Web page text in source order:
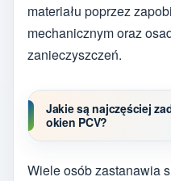
materiału poprzez
mechanicznym oraz
zanieczyszczeń.
Jakie są najczęściej
okien PCV?
Wiele osób zastanawia